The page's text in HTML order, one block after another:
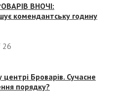
ВНОЧІ:
комендантську годину
26
Броварів. Сучасне
порядку?